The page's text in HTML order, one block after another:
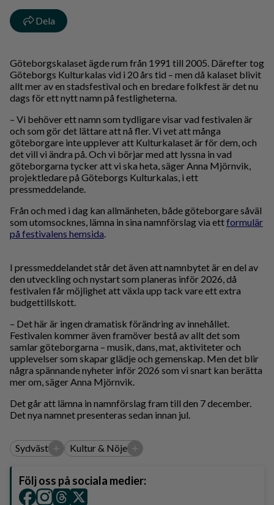
Dela
Göteborgskalaset ägde rum från 1991 till 2005. Därefter tog
Göteborgs Kulturkalas vid i 20 års tid – men då kalaset blivit
allt mer av en stadsfestival och en bredare folkfest är det nu
dags för ett nytt namn på festligheterna.
– Vi behöver ett namn som tydligare visar vad festivalen är
och som gör det lättare att nå fler. Vi vet att många
göteborgare inte upplever att Kulturkalaset är för dem, och
det vill vi ändra på. Och vi börjar med att lyssna in vad
göteborgarna tycker att vi ska heta, säger Anna Mjörnvik,
projektledare på Göteborgs Kulturkalas, i ett
pressmeddelande.
Från och med i dag kan allmänheten, både göteborgare såväl
som utomsocknes, lämna in sina namnförslag via ettformulär
på festivalens hemsida
I pressmeddelandet står det även att namnbytet är en del av
den utveckling och nystart som planeras inför 2026, då
festivalen får möjlighet att växla upp tack vare ett extra
budgettillskott.
– Det här är ingen dramatisk förändring av innehållet.
Festivalen kommer även framöver bestå av allt det som
samlar göteborgarna – musik, dans, mat, aktiviteter och
upplevelser som skapar glädje och gemenskap. Men det blir
några spännande nyheter inför 2026 som vi snart kan berätta
mer om, säger Anna Mjörnvik.
Det går att lämna in namnförslag fram till den 7 december.
Det nya namnet presenteras sedan innan jul.
Sydväst + Kultur & Nöje +
Följ oss på sociala medier: